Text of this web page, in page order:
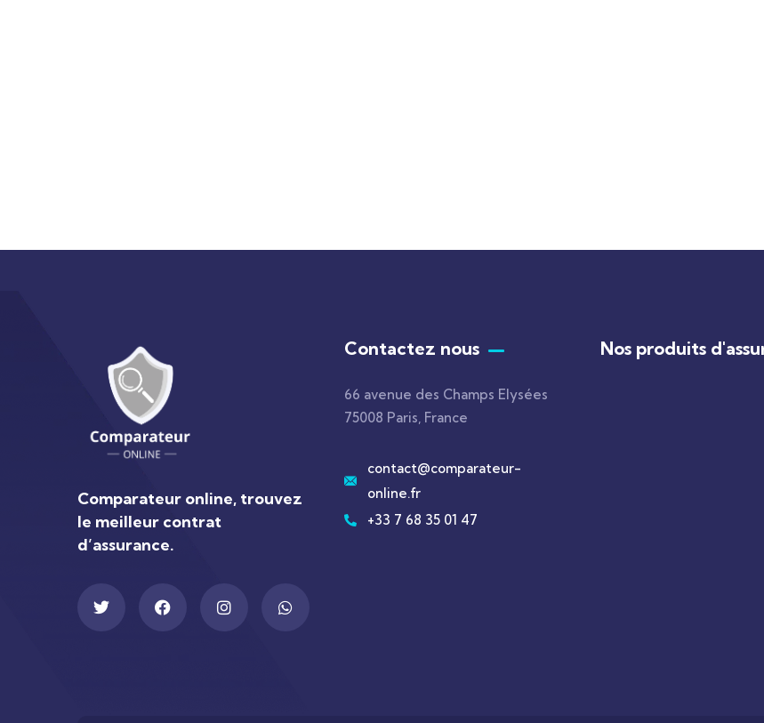
Comparateur online, trouvez
le meilleur contrat
d’assurance.
Contactez nous
66 avenue des Champs Elysées
75008 Paris, France
contact@comparateur-
online.fr
+33 7 68 35 01 47
Nos produits